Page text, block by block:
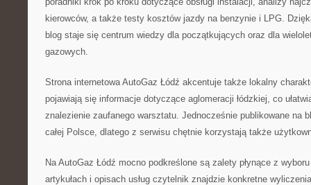
kierowców, a także testy kosztów jazdy na benzynie i LPG.
blog staje się centrum wiedzy dla początkujących oraz dla
gazowych.
Strona internetowa AutoGaz Łódź akcentuje także lokalny
pojawiają się informacje dotyczące aglomeracji łódzkiej, co
znalezienie zaufanego warsztatu. Jednocześnie publikowane na
całej Polsce, dlatego z serwisu chętnie korzystają także
Na AutoGaz Łódź mocno podkreślone są zalety płynące z
artykułach i opisach usług czytelnik znajdzie konkretne